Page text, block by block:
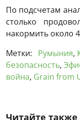
По подсчетам
столько
накормить около
Метки:
Румыния,
безопасность,
война, Grain from
Читайте также